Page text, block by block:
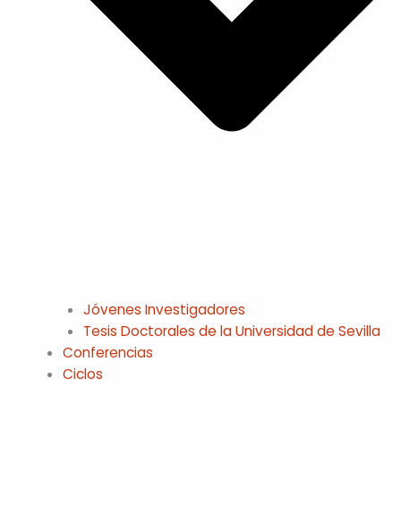
Jóvenes Investigadores
Tesis Doctorales de la Universidad de Sevilla
Conferencias
Ciclos